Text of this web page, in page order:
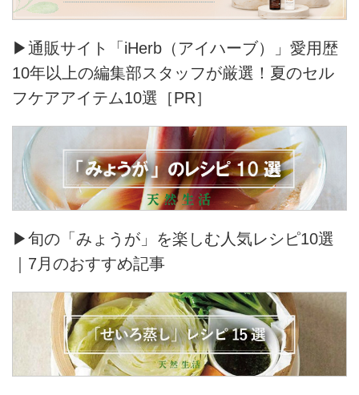
▶通販サイト「iHerb（アイハーブ）」愛用歴
10年以上の編集部スタッフが厳選！夏のセル
フケアアイテム10選［PR］
▶旬の「みょうが」を楽しむ人気レシピ10選
｜7月のおすすめ記事